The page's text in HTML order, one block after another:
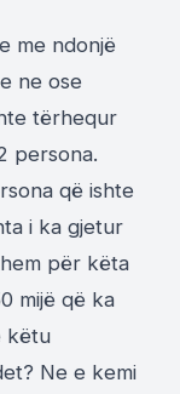
me ndonjë
ne ose
tërhequr
persona.
që ishte
i ka gjetur
për këta
mijë që ka
këtu
Ne e kemi